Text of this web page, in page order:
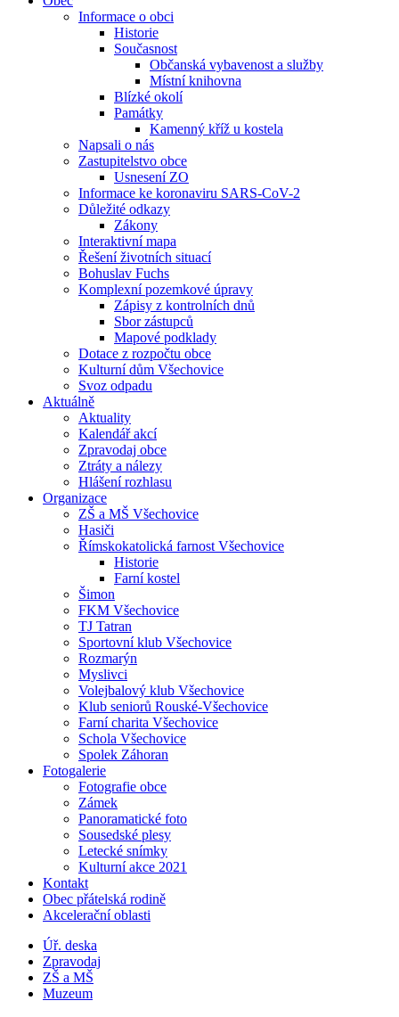
Informace o obci
Historie
Současnost
Občanská vybavenost a služby
Místní knihovna
Blízké okolí
Památky
Kamenný kříž u kostela
Napsali o nás
Zastupitelstvo obce
Usnesení ZO
Informace ke koronaviru SARS-CoV-2
Důležité odkazy
Zákony
Interaktivní mapa
Řešení životních situací
Bohuslav Fuchs
Komplexní pozemkové úpravy
Zápisy z kontrolních dnů
Sbor zástupců
Mapové podklady
Dotace z rozpočtu obce
Kulturní dům Všechovice
Svoz odpadu
Aktuálně
Aktuality
Kalendář akcí
Zpravodaj obce
Ztráty a nálezy
Hlášení rozhlasu
Organizace
ZŠ a MŠ Všechovice
Hasiči
Římskokatolická farnost Všechovice
Historie
Farní kostel
Šimon
FKM Všechovice
TJ Tatran
Sportovní klub Všechovice
Rozmarýn
Myslivci
Volejbalový klub Všechovice
Klub seniorů Rouské-Všechovice
Farní charita Všechovice
Schola Všechovice
Spolek Záhoran
Fotogalerie
Fotografie obce
Zámek
Panoramatické foto
Sousedské plesy
Letecké snímky
Kulturní akce 2021
Kontakt
Obec přátelská rodině
Akcelerační oblasti
Úř. deska
Zpravodaj
ZŠ a MŠ
Muzeum